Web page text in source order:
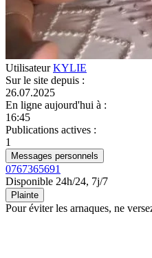
UtilisateurKYLIE
Sur le site depuis :
26.07.2025
En ligne aujourd'hui à :
16:45
Publications actives :
1
Messages personnels
0767365691
Disponible 24h/24, 7j/7
Plainte
Pour éviter les arnaques, ne